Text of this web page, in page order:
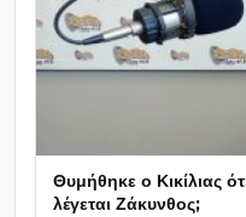
Θυμήθηκε ο Κικίλιας
λέγεται Ζάκυνθος;